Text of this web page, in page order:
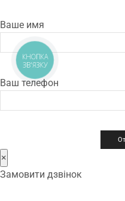
Ваше имя
Ваш телефон
×
Замовити дзвінок
КНОПКА
ЗВ'ЯЗКУ